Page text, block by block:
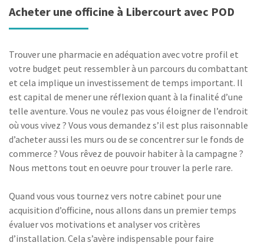
Acheter une officine à Libercourt avec POD
Trouver une pharmacie en adéquation avec votre profil et
votre budget peut ressembler à un parcours du combattant
et cela implique un investissement de temps important. Il
est capital de mener une réflexion quant à la finalité d’une
telle aventure. Vous ne voulez pas vous éloigner de l’endroit
où vous vivez ? Vous vous demandez s’il est plus raisonnable
d’acheter aussi les murs ou de se concentrer sur le fonds de
commerce ? Vous rêvez de pouvoir habiter à la campagne ?
Nous mettons tout en oeuvre pour trouver la perle rare.
Quand vous vous tournez vers notre cabinet pour une
acquisition d’officine, nous allons dans un premier temps
évaluer vos motivations et analyser vos critères
d’installation. Cela s’avère indispensable pour faire